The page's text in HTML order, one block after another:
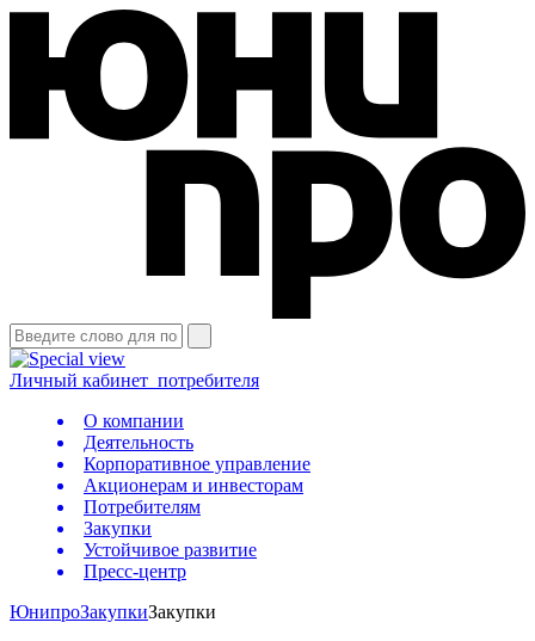
Личный кабинет потребителя
О компании
Деятельность
Корпоративное управление
Акционерам и инвесторам
Потребителям
Закупки
Устойчивое развитие
Пресс-центр
ЮнипроЗакупкиЗакупки